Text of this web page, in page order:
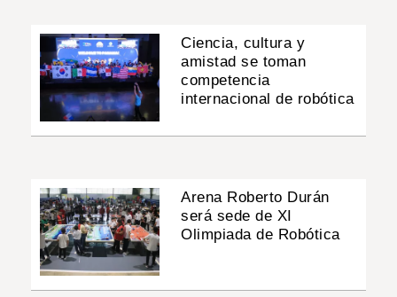
Ciencia, cultura y
amistad se toman
competencia
internacional de robótica
Arena Roberto Durán
será sede de XI
Olimpiada de Robótica